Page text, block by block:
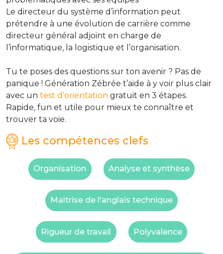
Le directeur du système d’information peut
prétendre à une évolution de carrière comme
directeur général adjoint en charge de
l’informatique, la logistique et l’organisation.
Tu te poses des questions sur ton avenir ? Pas de
panique ! Génération Zébrée t’aide à y voir plus clair
avec un test d’orientation gratuit en 3 étapes.
Rapide, fun et utile pour mieux te connaître et
trouver ta voie.
Les compétences clefs
Organisation Analyse et synthèse
Maîtrise de l'anglais technique
Rigueur de travail Polyvalence